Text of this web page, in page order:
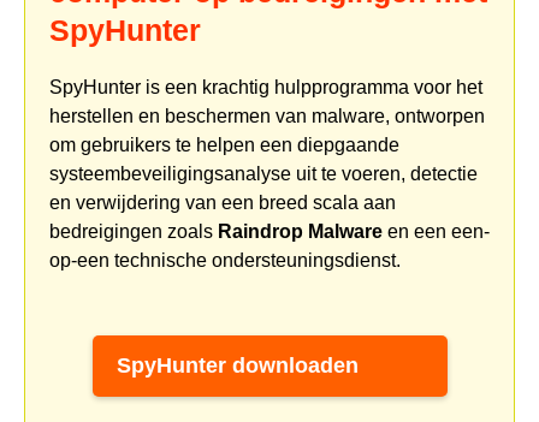
SpyHunter
SpyHunter is een krachtig hulpprogramma voor het
herstellen en beschermen van malware, ontworpen
om gebruikers te helpen een diepgaande
systeembeveiligingsanalyse uit te voeren, detectie
en verwijdering van een breed scala aan
bedreigingen zoals Raindrop Malware en een een-
op-een technische ondersteuningsdienst.
SpyHunter downloaden